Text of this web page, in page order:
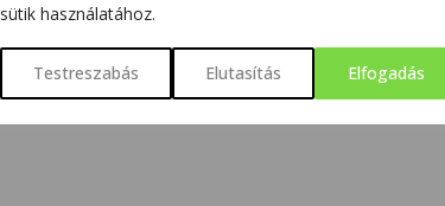
sütik használatához.
Testreszabás Elutasítás Elfogadás